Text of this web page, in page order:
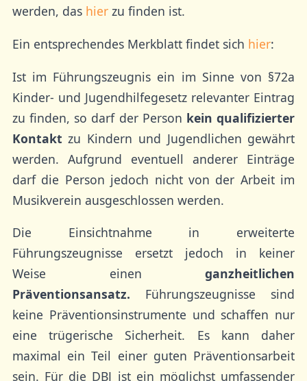
werden, das hierzu finden ist.
Ein entsprechendes Merkblatt findet sich hier:
Ist im Führungszeugnis ein im Sinne von §72a
Kinder- und Jugendhilfegesetz relevanter Eintrag
zu finden, so darf der Person kein qualifizierter
Kontakt zu Kindern und Jugendlichen gewährt
werden. Aufgrund eventuell anderer Einträge
darf die Person jedoch nicht von der Arbeit im
Musikverein ausgeschlossen werden.
Die Einsichtnahme in erweiterte
Führungszeugnisse ersetzt jedoch in keiner
Weise einenganzheitlichen
Präventionsansatz. Führungszeugnisse sind
keine Präventionsinstrumente und schaffen nur
eine trügerische Sicherheit. Es kann daher
maximal ein Teil einer guten Präventionsarbeit
sein. Für die DBJ ist ein möglichst umfassender